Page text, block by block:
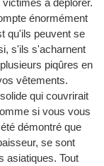
énormément
qu'ils peuvent se
s'ils s'acharnent
piqûres en
vêtements.
qui couvrirait
si vous vous
démontré que
se sont
asiatiques. Tout